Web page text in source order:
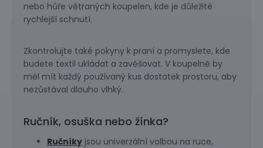
nebo hůře větraných koupelen, kde je důležité
rychlejší schnutí.
Zkontrolujte také pokyny k praní a promyslete, kde
budete textil ukládat a zavěšovat. V koupelně by
měl mít každý používaný kus dostatek prostoru, aby
nezůstával dlouho vlhký.
Ručník, osuška nebo žínka?
Ručníky jsou univerzální volbou na ruce,